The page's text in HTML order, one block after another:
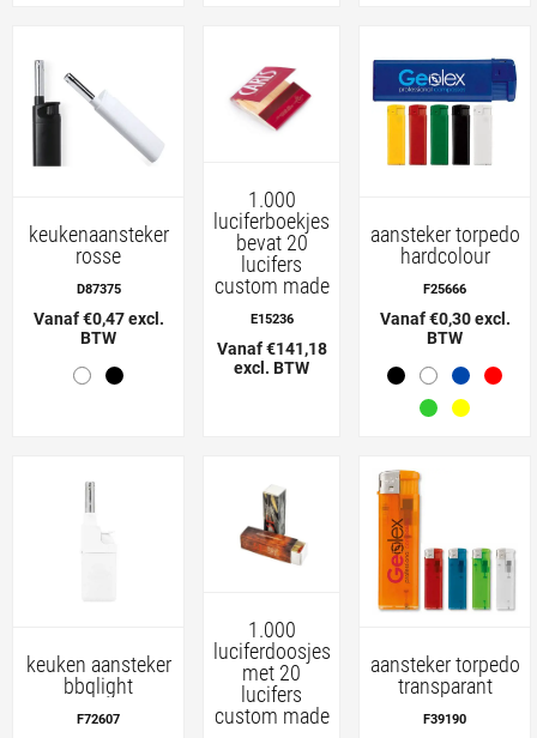
keukenaansteker
rosse
D87375
Vanaf €0,47 excl.
BTW
1.000
luciferboekjes
bevat 20
lucifers
custom made
E15236
Vanaf €141,18
excl. BTW
aansteker torpedo
hardcolour
F25666
Vanaf €0,30 excl.
BTW
keuken aansteker
bbqlight
F72607
1.000
luciferdoosjes
met 20
lucifers
custom made
aansteker torpedo
transparant
F39190